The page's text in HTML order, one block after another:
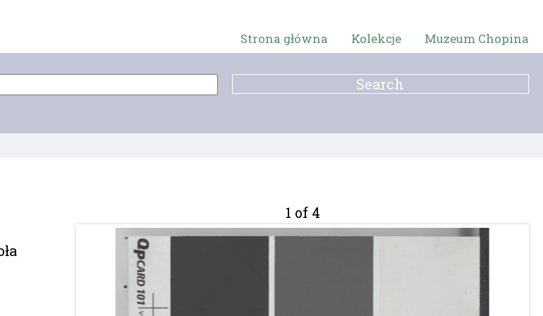
Strona główna Kolekcje Muzeum Chopina
1 of 4